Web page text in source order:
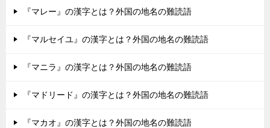
『マレー』の漢字とは？外国の地名の難読語
『マルセイユ』の漢字とは？外国の地名の難読語
『マニラ』の漢字とは？外国の地名の難読語
『マドリード』の漢字とは？外国の地名の難読語
『マカオ』の漢字とは？外国の地名の難読語